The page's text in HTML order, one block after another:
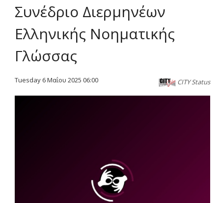
Συνέδριο Διερμηνέων
Ελληνικής Νοηματικής
Γλώσσας
CITY Status
Tuesday 6 Μαΐου 2025 06:00